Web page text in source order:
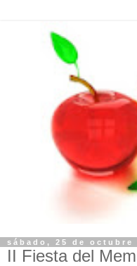
sábado, 25 de octubre
II Fiesta del